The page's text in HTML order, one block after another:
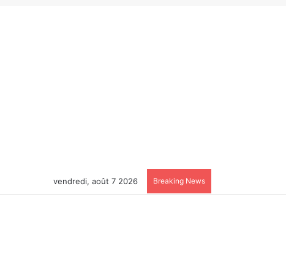
vendredi, août 7 2026 Breaking News